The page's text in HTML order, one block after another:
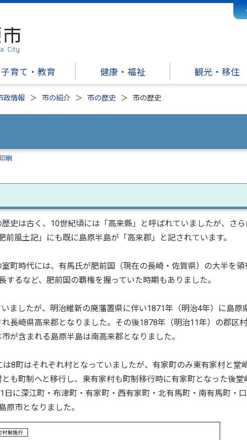
子育て・教育 健康・福祉 観光・移住
政情報 市の紹介 市の歴史 市の歴史
刷
史は古く、10世紀頃には「高来縣」と呼ばれていましたが、さ
前風土記」にも既に島原半島が「高来郡」と記されています。
町時代には、有馬氏が肥前国（現在の長崎・佐賀県）の大半を領
するなど、肥前国の覇権を握っていた時期もありました。
ましたが、明治維新の廃藩置県に伴い1871年（明治4年）に島原
長崎県高来郡となりました。その後1878年（明治11年）の郡区
が含まれる島原半島は南高来郡となりました。
8町はそれぞれ村となっていましたが、有家町のみ東有家村と堂
も町制へと移行し、東有家村も町制移行時に有家町となった後堂
日に深江町・布津町・有家町・西有家町・北有馬町・南有馬町・
原市となりました。